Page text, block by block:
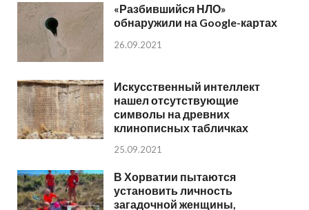
«Разбившийся НЛО»
обнаружили на Google-картах
26.09.2021
Искусственный интеллект
нашел отсутствующие
символы на древних
клинописных табличках
25.09.2021
В Хорватии пытаются
установить личность
загадочной женщины,